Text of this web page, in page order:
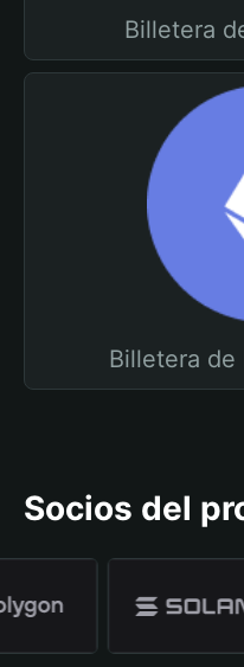
Billetera
Billetera de
Socios del